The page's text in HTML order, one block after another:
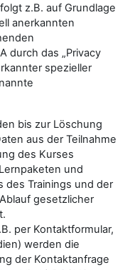
z.B. auf Grundlage
anerkannten
durch das „Privacy
spezieller
bis zur Löschung
aus der Teilnahme
des Kurses
und
des Trainings und der
gesetzlicher
per Kontaktformular,
werden die
der Kontaktanfrage